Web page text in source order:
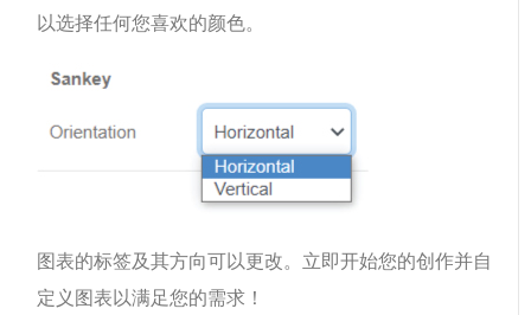
以选择任何您喜欢的颜色。
图表的标签及其方向可以更改。立即开始您的创作并自
定义图表以满足您的需求！